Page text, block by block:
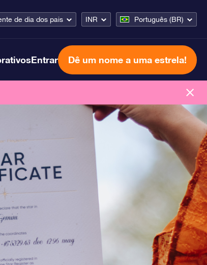
de dia dos pais INR Português (BR)
Entrar Dê um nome a uma estrela!